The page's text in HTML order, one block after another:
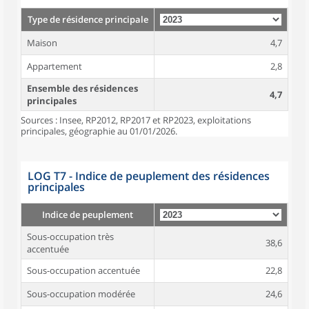
Type de résidence principale
Maison
4,7
Appartement
2,8
Ensemble des résidences
principales
4,7
Sources : Insee, RP2012, RP2017 et RP2023, exploitations
principales, géographie au 01/01/2026.
LOG T7 - Indice de peuplement des résidences
principales
Indice de peuplement
Sous-occupation très
accentuée
38,6
Sous-occupation accentuée
22,8
Sous-occupation modérée
24,6